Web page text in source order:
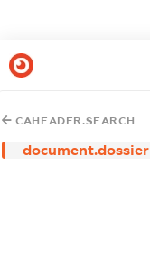
CAHEADER.SEARCH
document.dossier